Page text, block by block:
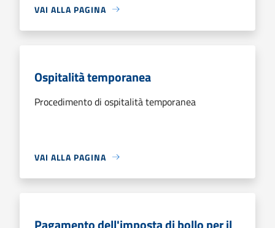
VAI ALLA PAGINA
Ospitalità temporanea
Procedimento di ospitalità temporanea
VAI ALLA PAGINA